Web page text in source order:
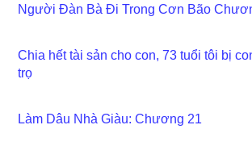
Người Đàn Bà Đi Trong Cơn Bão
Chia hết tài sản cho con, 73 tuổi tôi bị
trọ
Làm Dâu Nhà Giàu: Chương 21